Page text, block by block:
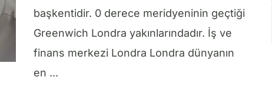
başkentidir. 0 derece meridyeninin geçtiği
Greenwich Londra yakınlarındadır. İş ve
finans merkezi Londra Londra dünyanın
en ...